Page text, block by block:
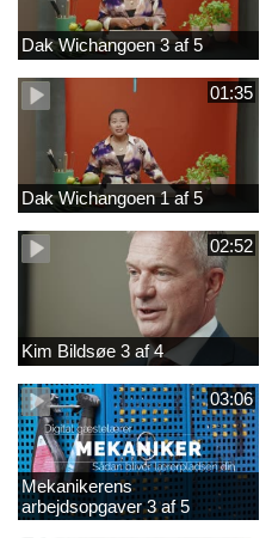
Dak Wichangoen 3 af 5
01:35
Dak Wichangoen 1 af 5
02:52
Kim Bildsøe 3 af 4
03:06
Mekanikerens
arbejdsopgaver 3 af 5
(lærepladssøgning)